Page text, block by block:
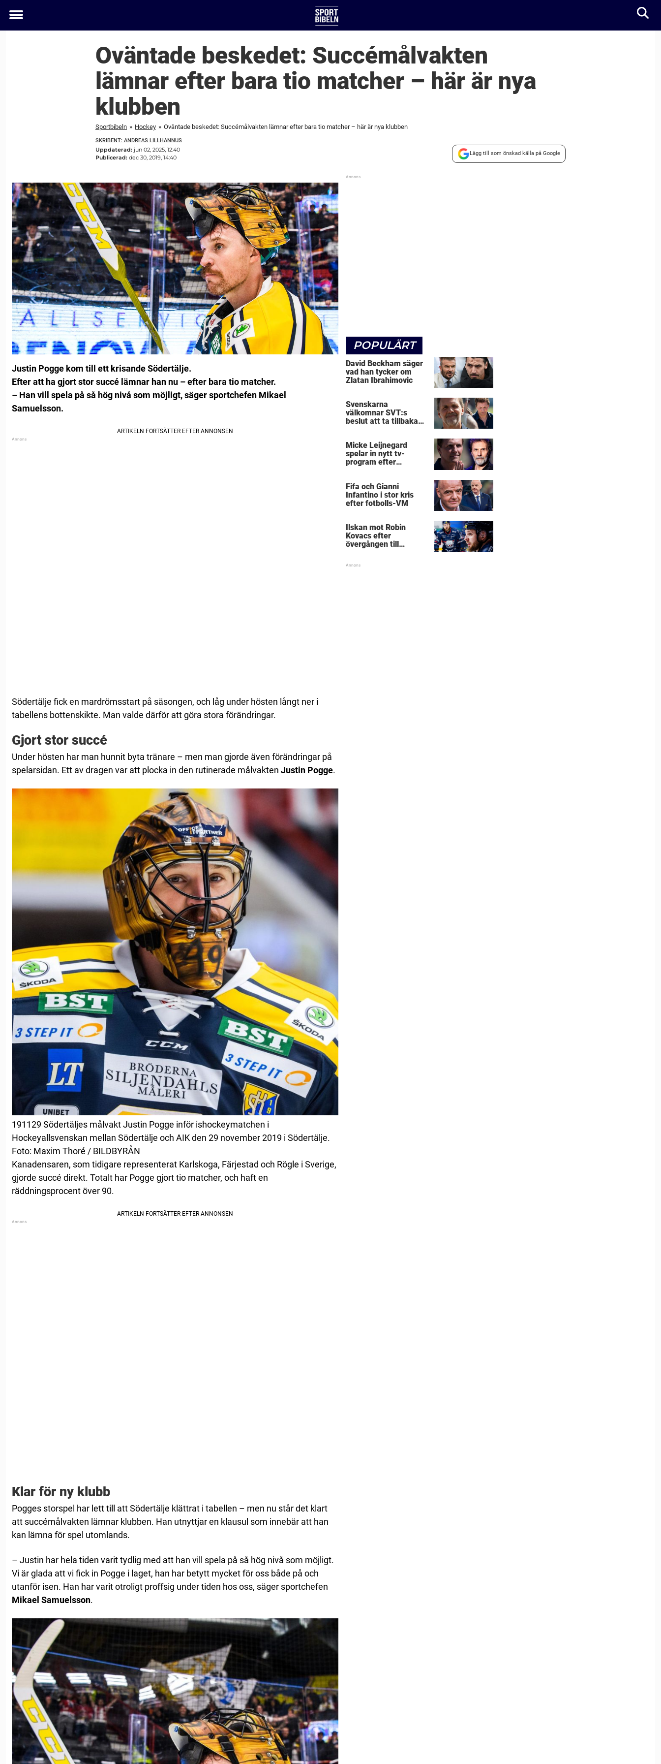
Toggle
Oväntade beskedet: Succémålvakten
lämnar efter bara tio matcher – här är nya
klubben
Sportbibeln » Hockey » Oväntade beskedet: Succémålvakten lämnar efter bara tio matcher – här är nya klubben
SKRIBENT: ANDREAS LILLHANNUS
Uppdaterad: jun 02, 2025, 12:40
Publicerad: dec 30, 2019, 14:40
Lägg till som önskad källa på Google
Justin Pogge kom till ett krisande Södertälje.
Efter att ha gjort stor succé lämnar han nu – efter bara tio matcher.
– Han vill spela på så hög nivå som möjligt, säger sportchefen Mikael
Samuelsson.
Södertälje fick en mardrömsstart på säsongen, och låg under hösten långt ner i
tabellens bottenskikte. Man valde därför att göra stora förändringar.
Gjort stor succé
Under hösten har man hunnit byta tränare – men man gjorde även förändringar på
spelarsidan. Ett av dragen var att plocka in den rutinerade målvakten Justin Pogge.
191129 Södertäljes målvakt Justin Pogge inför ishockeymatchen i
Hockeyallsvenskan mellan Södertälje och AIK den 29 november 2019 i Södertälje.
Foto: Maxim Thoré / BILDBYRÅN
Kanadensaren, som tidigare representerat Karlskoga, Färjestad och Rögle i Sverige,
gjorde succé direkt. Totalt har Pogge gjort tio matcher, och haft en
räddningsprocent över 90.
Klar för ny klubb
Pogges storspel har lett till att Södertälje klättrat i tabellen – men nu står det klart
att succémålvakten lämnar klubben. Han utnyttjar en klausul som innebär att han
kan lämna för spel utomlands.
– Justin har hela tiden varit tydlig med att han vill spela på så hög nivå som möjligt.
Vi är glada att vi fick in Pogge i laget, han har betytt mycket för oss både på och
utanför isen. Han har varit otroligt proffsig under tiden hos oss, säger sportchefen
Mikael Samuelsson.
POPULÄRT
David Beckham säger
vad han tycker om
Zlatan Ibrahimovic
Svenskarna
välkomnar SVT:s
beslut att ta tillbaka
Micke Leijnegard
spelar in nytt tv-
program efter
Fifa och Gianni
Infantino i stor kris
efter fotbolls-VM
Ilskan mot Robin
Kovacs efter
övergången till